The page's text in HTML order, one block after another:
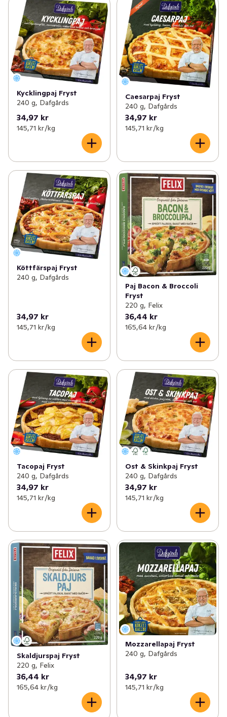
Kycklingpaj Fryst
240 g, Dafgårds
34,97 kr
145,71 kr /kg
Caesarpaj Fryst
240 g, Dafgårds
34,97 kr
145,71 kr /kg
Köttfärspaj Fryst
240 g, Dafgårds
34,97 kr
145,71 kr /kg
Paj Bacon & Broccoli
Fryst
220 g, Felix
36,44 kr
165,64 kr /kg
Tacopaj Fryst
240 g, Dafgårds
34,97 kr
145,71 kr /kg
Ost & Skinkpaj Fryst
240 g, Dafgårds
34,97 kr
145,71 kr /kg
Skaldjurspaj Fryst
220 g, Felix
36,44 kr
165,64 kr /kg
Mozzarellapaj Fryst
240 g, Dafgårds
34,97 kr
145,71 kr /kg